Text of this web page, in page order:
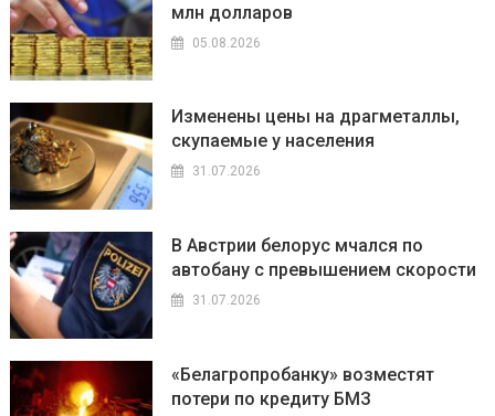
млн долларов
05.08.2026
Изменены цены на драгметаллы,
скупаемые у населения
31.07.2026
В Австрии белорус мчался по
автобану с превышением скорости
31.07.2026
«Белагропробанку» возместят
потери по кредиту БМЗ